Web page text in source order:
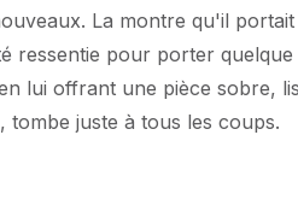
La montre qu'il
ressentie pour porter
lui offrant une pièce sobre,
tombe juste à tous les coups.